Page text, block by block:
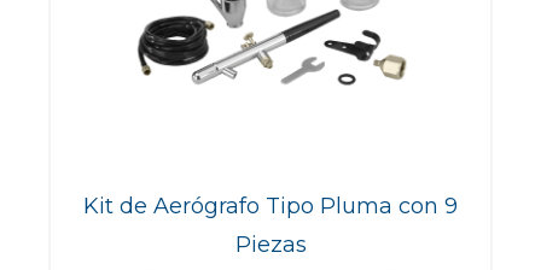
Kit de Aerógrafo Tipo Pluma con 9
Piezas